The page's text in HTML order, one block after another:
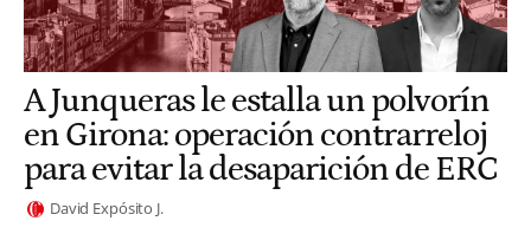
A Junqueras le estalla un polvorín
en Girona: operación contrarreloj
para evitar la desaparición de ERC
David Expósito J.